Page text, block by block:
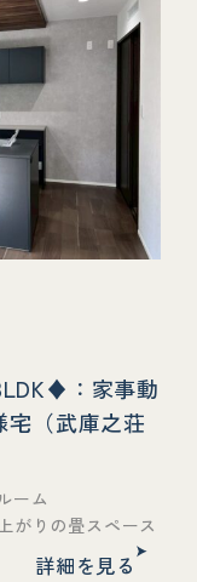
：家事動
（武庫之荘
ーム
がりの畳スペース
詳細を見る